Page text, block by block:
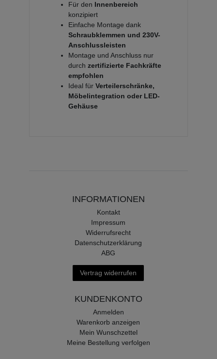
Für den Innenbereich
konzipiert
Einfache Montage dank
Schraubklemmen und 230V-
Anschlussleisten
Montage und Anschluss nur
durch zertifizierte Fachkräfte
empfohlen
Ideal für Verteilerschränke,
Möbelintegration oder LED-
Gehäuse
INFORMATIONEN
Kontakt
Impressum
Widerrufsrecht
Datenschutzerklärung
ABG
Vertrag widerrufen
KUNDENKONTO
Anmelden
Warenkorb anzeigen
Mein Wunschzettel
Meine Bestellung verfolgen